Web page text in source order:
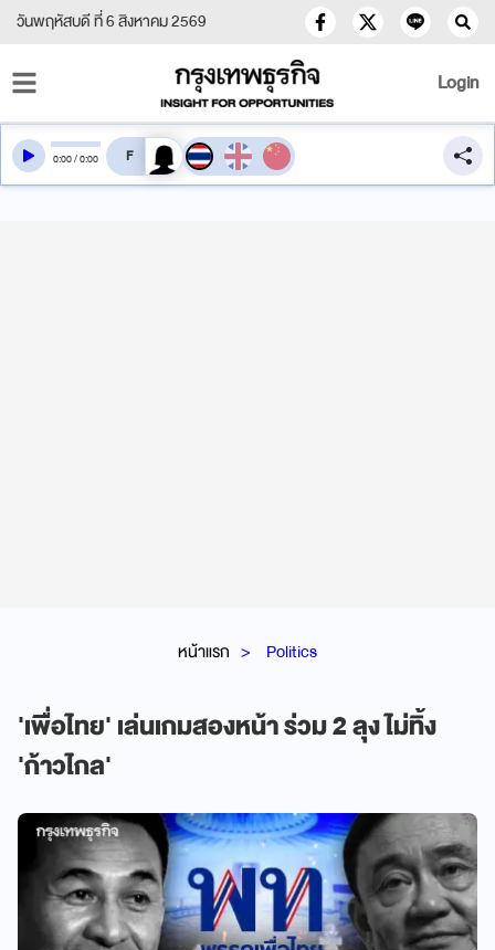
วันพฤหัสบดี ที่ 6 สิงหาคม 2569
Login
หน้าแรก Politics
'เพื่อไทย' เล่นเกมสองหน้า ร่วม 2 ลุง ไม่ทิ้ง
'ก้าวไกล'
0:00/0:00 สลับเสียงอ่าน